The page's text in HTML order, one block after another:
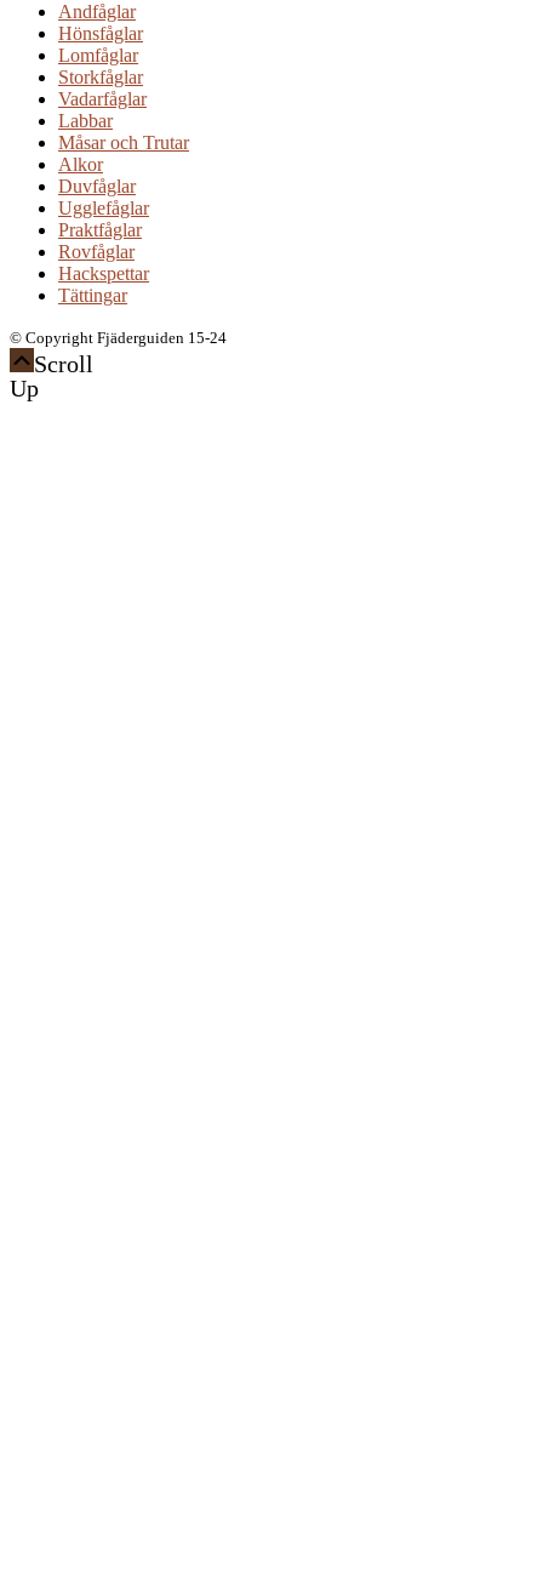
Andfåglar
Hönsfåglar
Lomfåglar
Storkfåglar
Vadarfåglar
Labbar
Måsar och Trutar
Alkor
Duvfåglar
Ugglefåglar
Praktfåglar
Rovfåglar
Hackspettar
Tättingar
© Copyright Fjäderguiden 15-24
Scroll
Up